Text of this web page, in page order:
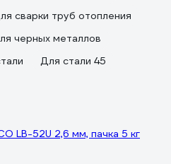
сварки труб отопления
черных металлов
Для стали 45
LB-52U 2,6 мм, пачка 5 кг